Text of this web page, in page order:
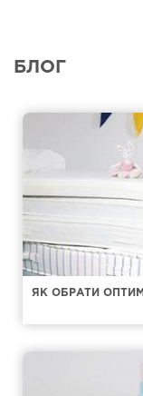
БЛОГ
ЯК ОБРАТИ